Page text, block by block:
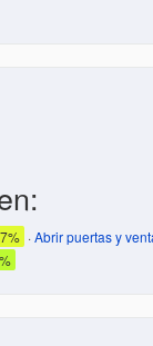
·Abrir puertas y